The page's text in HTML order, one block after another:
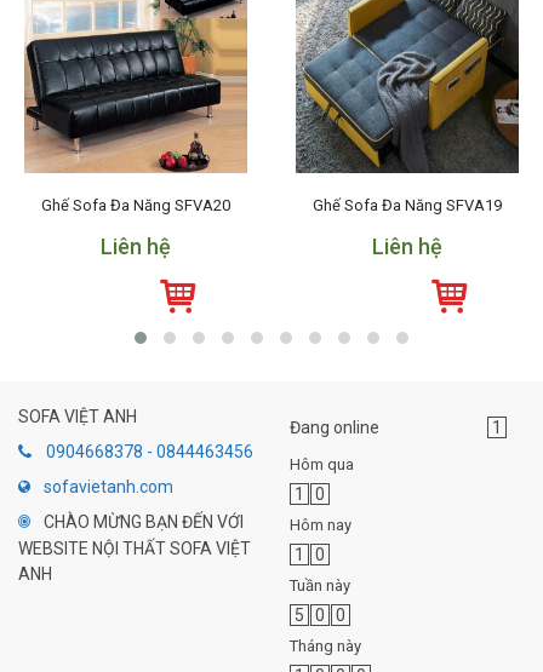
Ghế Sofa Đa Năng SFVA20
Liên hệ
Ghế Sofa Đa Năng SFVA19
Liên hệ
SOFA VIỆT ANH
0904668378 - 0844463456
sofavietanh.com
CHÀO MỪNG BẠN ĐẾN VỚI
WEBSITE NỘI THẤT SOFA VIỆT
ANH
Đang online 1
Hôm qua
1 0
Hôm nay
1 0
Tuần này
5 0 0
Tháng này